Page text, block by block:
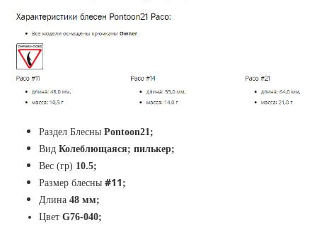
Раздел Блесны Pontoon21 ;
Вид Колеблющаяся; пилькер;
Вес (гр) 10.5;
Размер блесны #11 ;
Длина 48 мм;
Цвет G76-040;